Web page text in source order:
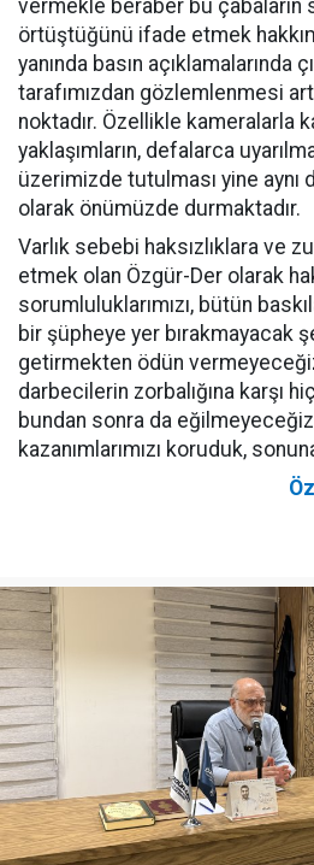
vermekle beraber bu
örtüştüğünü ifade etmek
yanında basın açıklamalarında
tarafımızdan gözlemlenmesi
noktadır. Özellikle kameralarla
yaklaşımların, defalarca
üzerimizde tutulması yine aynı
olarak önümüzde durmaktadır.
Varlık sebebi haksızlıklara ve
etmek olan Özgür-Der olarak
sorumluluklarımızı, bütün
bir şüpheye yer bırakmayacak
getirmekten ödün
darbecilerin zorbalığına karşı
bundan sonra da
kazanımlarımızı koruduk,